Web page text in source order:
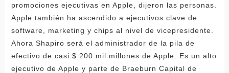
promociones ejecutivas en Apple, dijeron las personas.
Apple también ha ascendido a ejecutivos clave de
software, marketing y chips al nivel de vicepresidente.
Ahora Shapiro será el administrador de la pila de
efectivo de casi $ 200 mil millones de Apple. Es un alto
ejecutivo de Apple y parte de Braeburn Capital de